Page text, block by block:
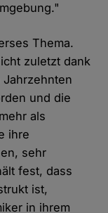
Thema.
zuletzt dank
und die
als
ihre
sehr
fest, dass
ist,
in ihrem